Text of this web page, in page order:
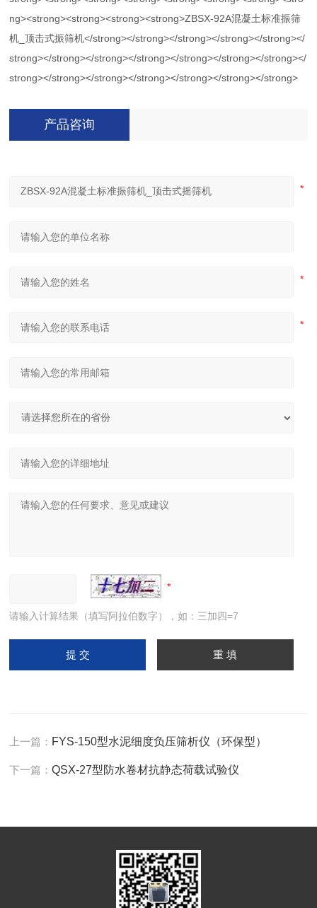
产品咨询
请输入计算结果（填写阿拉伯数字），如：三加四=7
上一篇： FYS-150型水泥细度负压筛析仪（环保型）
下一篇：QSX-27型防水卷材抗静态荷载试验仪